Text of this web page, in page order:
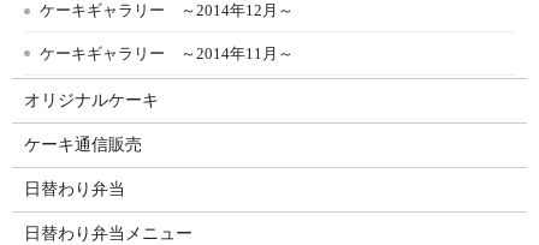
ケーキギャラリー ～2014年12月～
ケーキギャラリー ～2014年11月～
オリジナルケーキ
ケーキ通信販売
日替わり弁当
日替わり弁当メニュー